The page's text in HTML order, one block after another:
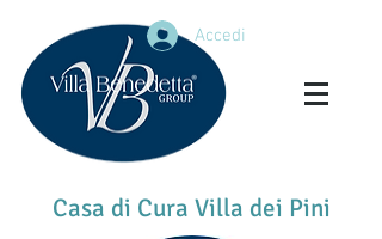
Accedi
Casa di Cura Villa dei Pini